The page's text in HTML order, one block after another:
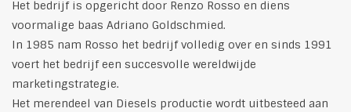
Het bedrijf is opgericht door Renzo Rosso en diens
voormalige baas Adriano Goldschmied.
In 1985 nam Rosso het bedrijf volledig over en sinds 1991
voert het bedrijf een succesvolle wereldwijde
marketingstrategie.
Het merendeel van Diesels productie wordt uitbesteed aan